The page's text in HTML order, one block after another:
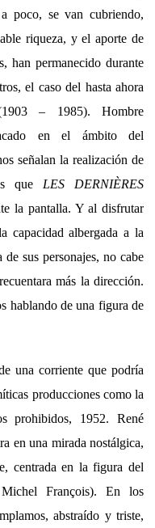
poco, se van cubriendo,
riqueza, y el aporte de
han permanecido durante
el caso del hasta ahora
– 1985). Hombre
en el ámbito del
señalan la realización de
que LES DERNIÈRES
la pantalla. Y al disfrutar
capacidad albergada a la
sus personajes, no cabe
más la dirección.
hablando de una figura de
una corriente que podría
producciones como la
prohibidos, 1952. René
en una mirada nostálgica,
centrada en la figura del
Michel François). En los
abstraído y triste,